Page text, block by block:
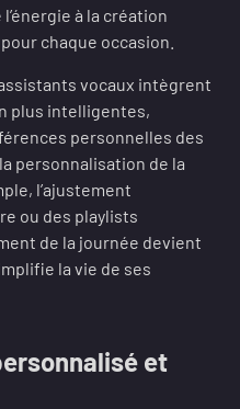
à la création
chaque occasion.
vocaux intègrent
plus intelligentes,
personnelles des
personnalisation de la
l’ajustement
ou des playlists
de la journée devient
la vie de ses
et